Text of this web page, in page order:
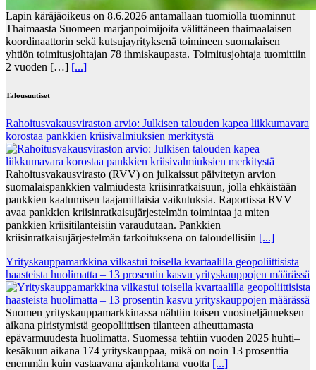
Lapin käräjäoikeus on 8.6.2026 antamallaan tuomiolla tuominnut
Thaimaasta Suomeen marjanpoimijoita välittäneen thaimaalaisen
koordinaattorin sekä kutsujayrityksenä toimineen suomalaisen
yhtiön toimitusjohtajan 78 ihmiskaupasta. Toimitusjohtaja tuomittiin
2 vuoden […] [...]
Talousuutiset
Rahoitusvakausviraston arvio: Julkisen talouden kapea liikkumavara
korostaa pankkien kriisivalmiuksien merkitystä
Rahoitusvakausvirasto (RVV) on julkaissut päivitetyn arvion
suomalaispankkien valmiudesta kriisinratkaisuun, jolla ehkäistään
pankkien kaatumisen laajamittaisia vaikutuksia. Raportissa RVV
avaa pankkien kriisinratkaisujärjestelmän toimintaa ja miten
pankkien kriisitilanteisiin varaudutaan. Pankkien
kriisinratkaisujärjestelmän tarkoituksena on taloudellisiin [...]
Yrityskauppamarkkina vilkastui toisella kvartaalilla geopoliittisista
haasteista huolimatta – 13 prosentin kasvu yrityskauppojen määrässä
Suomen yrityskauppamarkkinassa nähtiin toisen vuosineljänneksen
aikana piristymistä geopoliittisen tilanteen aiheuttamasta
epävarmuudesta huolimatta. Suomessa tehtiin vuoden 2025 huhti–
kesäkuun aikana 174 yrityskauppaa, mikä on noin 13 prosenttia
enemmän kuin vastaavana ajankohtana vuotta [...]